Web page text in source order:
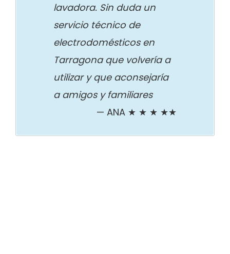
lavadora. Sin duda un
servicio técnico de
electrodomésticos en
Tarragona que volvería a
utilizar y que aconsejaría
a amigos y familiares
ANA ★ ★ ★ ★★